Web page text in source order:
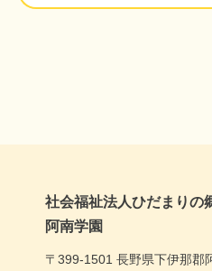
社会福祉法人ひだまりの
阿南学園
〒399-1501 長野県下伊那郡